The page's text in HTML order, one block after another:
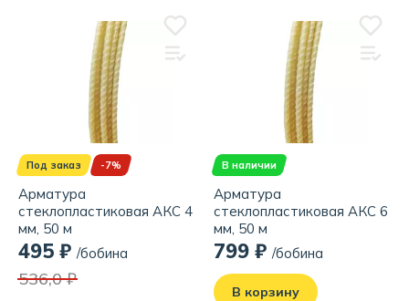
Под заказ -7%
Арматура
стеклопластиковая АКС 4
мм, 50 м
495 ₽ /бобина
536,0 ₽
В наличии
Арматура
стеклопластиковая АКС 6
мм, 50 м
799 ₽ /бобина
В корзину